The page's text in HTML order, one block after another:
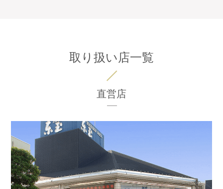
取り扱い店一覧
直営店